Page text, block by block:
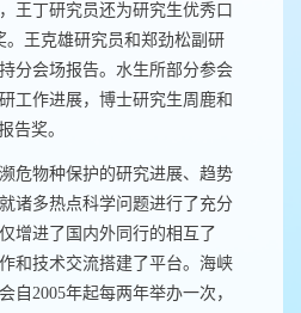
王丁研究员还为研究生优秀口
。王克雄研究员和郑劲松副研
分会场报告。水生所部分参会
工作进展，博士研究生周鹿和
告奖。
危物种保护的研究进展、趋势
诸多热点科学问题进行了充分
增进了国内外同行的相互了
和技术交流搭建了平台。海峡
自 2005年起每两年举办一次，